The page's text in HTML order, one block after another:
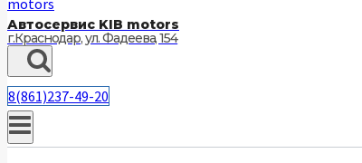
Автосервис KIB motors
г.Краснодар, ул. Фадеева, 154
8(861)237-49-20